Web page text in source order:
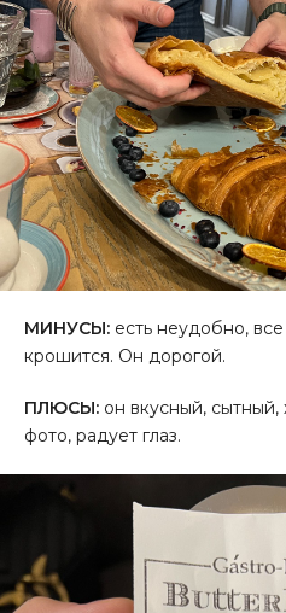
МИНУСЫ: есть неудобно,
крошится. Он дорогой.
ПЛЮСЫ: он вкусный,
фото, радует глаз.